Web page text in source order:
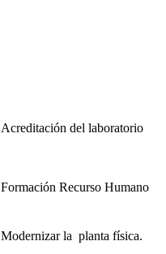
Acreditación del laboratorio
Formación Recurso Humano
Modernizar la planta física.